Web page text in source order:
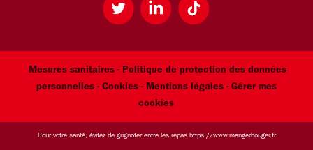
Mesures sanitaires - Politique de protection des données
personnelles - Cookies - Mentions légales - Gérer mes
cookies
Pour votre santé, évitez de grignoter entre les repas https://www.mangerbouger.fr